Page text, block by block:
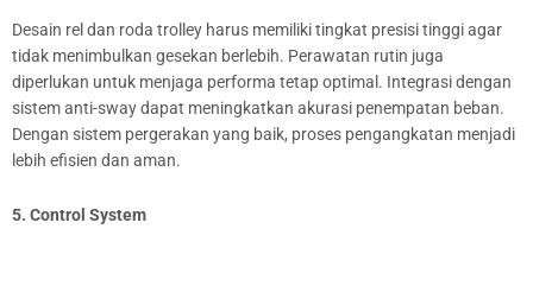
Desain rel dan roda trolley harus memiliki tingkat presisi tinggi agar
tidak menimbulkan gesekan berlebih. Perawatan rutin juga
diperlukan untuk menjaga performa tetap optimal. Integrasi dengan
sistem anti-sway dapat meningkatkan akurasi penempatan beban.
Dengan sistem pergerakan yang baik, proses pengangkatan menjadi
lebih efisien dan aman.
5. Control System